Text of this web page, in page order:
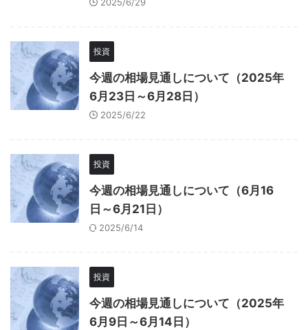
投資
今週の相場見通しについて（2025年
6月23日～6月28日）
2025/6/22
投資
今週の相場見通しについて（6月16
日～6月21日）
2025/6/14
投資
今週の相場見通しについて（2025年
6月9日～6月14日）